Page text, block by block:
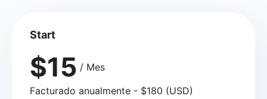
Start
$15 / Mes
Facturado anualmente - $180 (USD)